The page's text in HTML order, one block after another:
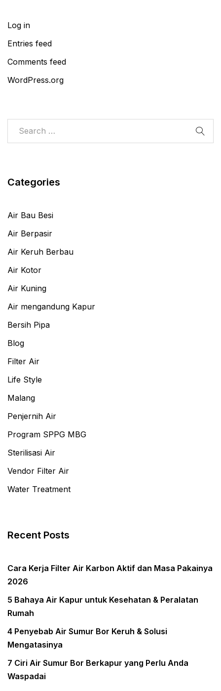
Log in
Entries feed
Comments feed
WordPress.org
Categories
Air Bau Besi
Air Berpasir
Air Keruh Berbau
Air Kotor
Air Kuning
Air mengandung Kapur
Bersih Pipa
Blog
Filter Air
Life Style
Malang
Penjernih Air
Program SPPG MBG
Sterilisasi Air
Vendor Filter Air
Water Treatment
Recent Posts
Cara Kerja Filter Air Karbon Aktif dan Masa Pakainya
2026
5 Bahaya Air Kapur untuk Kesehatan & Peralatan
Rumah
4 Penyebab Air Sumur Bor Keruh & Solusi
Mengatasinya
7 Ciri Air Sumur Bor Berkapur yang Perlu Anda
Waspadai